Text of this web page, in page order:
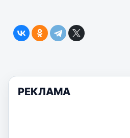
РЕКЛАМА